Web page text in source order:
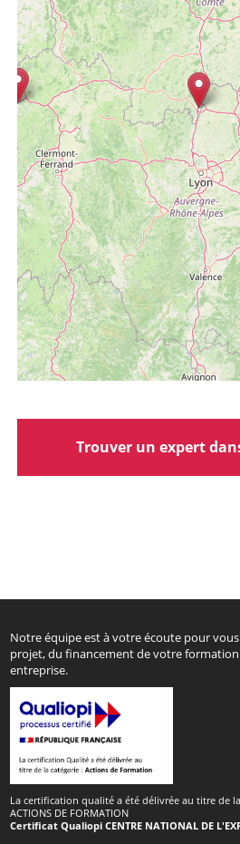
Trouver un expert
Notre équipe est à votre écoute pour
projet, du financement de votre
entreprise.
La certification qualité a été délivrée au titre de
ACTIONS DE FORMATION
Certificat Qualiopi CENTRE NATIONAL DE